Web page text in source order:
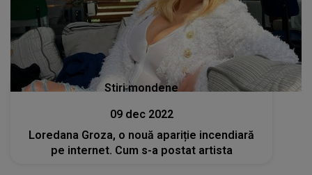
Stiri mondene
09 dec 2022
Loredana Groza, o nouă apariție incendiară
pe internet. Cum s-a postat artista